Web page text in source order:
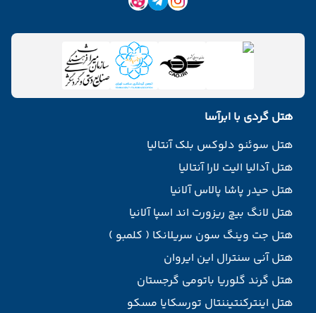
هتل گردی با ابرآسا
هتل سوئنو دلوکس بلک آنتالیا
هتل آدالیا الیت لارا آنتالیا
هتل حیدر پاشا پالاس آلانیا
هتل لانگ بیچ ریزورت اند اسپا آلانیا
هتل جت وینگ سون سریلانکا ( کلمبو )
هتل آنی سنترال این ایروان
هتل گرند گلوریا باتومی گرجستان
هتل اینترکنتیننتال تورسکایا مسکو